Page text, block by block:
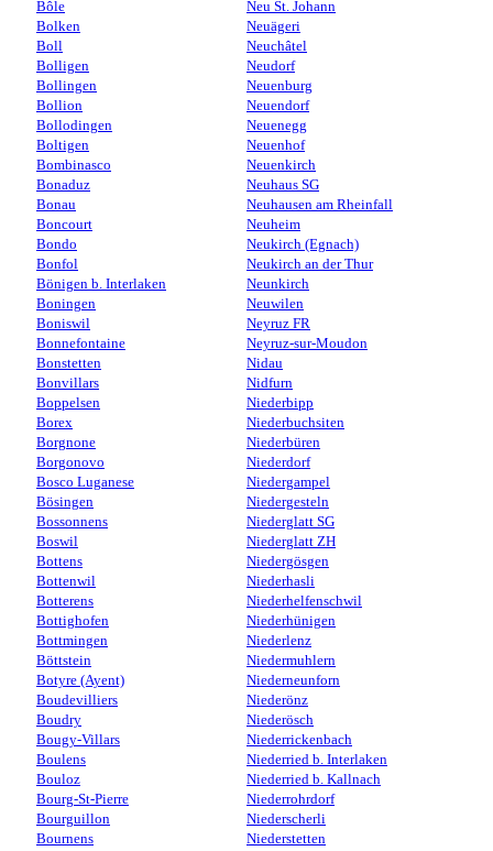
Bôle
Bolken
Boll
Bolligen
Bollingen
Bollion
Bollodingen
Boltigen
Bombinasco
Bonaduz
Bonau
Boncourt
Bondo
Bonfol
Bönigen b. Interlaken
Boningen
Boniswil
Bonnefontaine
Bonstetten
Bonvillars
Boppelsen
Borex
Borgnone
Borgonovo
Bosco Luganese
Bösingen
Bossonnens
Boswil
Bottens
Bottenwil
Botterens
Bottighofen
Bottmingen
Böttstein
Botyre (Ayent)
Boudevilliers
Boudry
Bougy-Villars
Boulens
Bouloz
Bourg-St-Pierre
Bourguillon
Bournens
Neu St. Johann
Neuägeri
Neuchâtel
Neudorf
Neuenburg
Neuendorf
Neuenegg
Neuenhof
Neuenkirch
Neuhaus SG
Neuhausen am Rheinfall
Neuheim
Neukirch (Egnach)
Neukirch an der Thur
Neunkirch
Neuwilen
Neyruz FR
Neyruz-sur-Moudon
Nidau
Nidfurn
Niederbipp
Niederbuchsiten
Niederbüren
Niederdorf
Niedergampel
Niedergesteln
Niederglatt SG
Niederglatt ZH
Niedergösgen
Niederhasli
Niederhelfenschwil
Niederhünigen
Niederlenz
Niedermuhlern
Niederneunforn
Niederönz
Niederösch
Niederrickenbach
Niederried b. Interlaken
Niederried b. Kallnach
Niederrohrdorf
Niederscherli
Niederstetten